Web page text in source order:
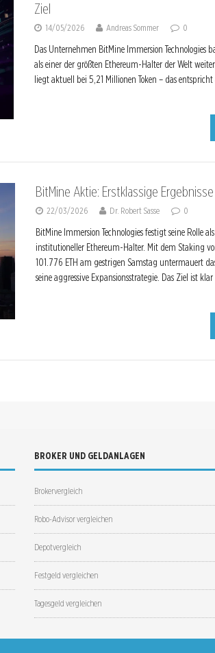
Ziel
14/05/2026 Andreas Sommer 0
Das Unternehmen BitMine Immersion Technologies
als einer der größten Ethereum-Halter der Welt
liegt aktuell bei 5,21 Millionen Token – das entspricht
BitMine Aktie: Erstklassige Ergebnisse
22/03/2026 Dr. Robert Sasse 0
BitMine Immersion Technologies festigt seine Rolle
institutioneller Ethereum-Halter. Mit dem Staking
101.776 ETH am gestrigen Samstag untermauert
seine aggressive Expansionsstrategie. Das Ziel ist klar
BROKER UND GELDANLAGEN
Brokervergleich
Robo-Advisor vergleichen
Depotvergleich
Festgeld vergleichen
Tagesgeld vergleichen